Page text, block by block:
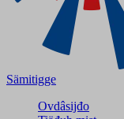
Sämitigge
Ovdâsijđo